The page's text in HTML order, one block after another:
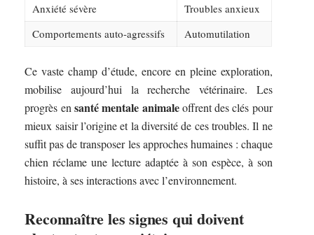
Anxiété sévère
Troubles anxieux
Comportements auto-agressifs
Automutilation
Ce vaste champ d’étude, encore en pleine exploration,
mobilise aujourd’hui la recherche vétérinaire. Les
progrès ensanté mentale animaleoffrent des clés pour
mieux saisir l’origine et la diversité de ces troubles. Il ne
suffit pas de transposer les approches humaines : chaque
chien réclame une lecture adaptée à son espèce, à son
histoire, à ses interactions avec l’environnement.
Reconnaître les signes qui doivent